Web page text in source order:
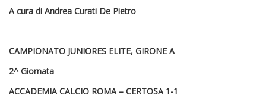
A cura di Andrea Curati De Pietro
CAMPIONATO JUNIORES ELITE, GIRONE A
2^ Giornata
ACCADEMIA CALCIO ROMA – CERTOSA 1-1